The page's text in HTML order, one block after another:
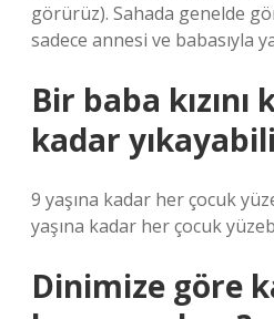
görürüz). Sahada genelde
sadece annesi ve babasıyla
Bir baba kızını
kadar
9 yaşına kadar her çocuk
yaşına kadar her çocuk
Dinimize göre